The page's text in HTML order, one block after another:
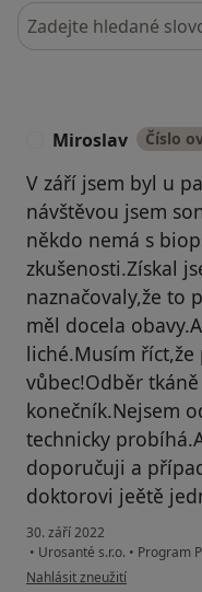
Hledejte v názorech
Miroslav Číslo
V září jsem byl u
návštěvou jsem
někdo nemá s
zkušenosti.Získal
naznačovaly,že to
měl docela
liché.Musím
vůbec!Odběr
konečník.Nejsem
technicky
doporučuji a
doktorovi jeětě
30. září 2022
• Urosanté s.r.o. • Program
podle názoru uživatele
Nahlásit zneužití